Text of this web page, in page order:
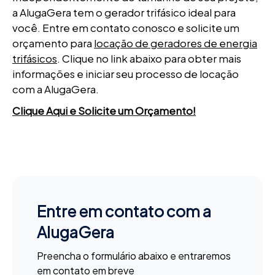
a AlugaGera tem o gerador trifásico ideal para
você. Entre em contato conosco e solicite um
orçamento para locação de geradores de energia
trifásicos. Clique no link abaixo para obter mais
informações e iniciar seu processo de locação
com a AlugaGera.
Clique Aqui e Solicite um Orçamento!
Entre em contato com a
AlugaGera
Preencha o formulário abaixo e entraremos
em contato em breve